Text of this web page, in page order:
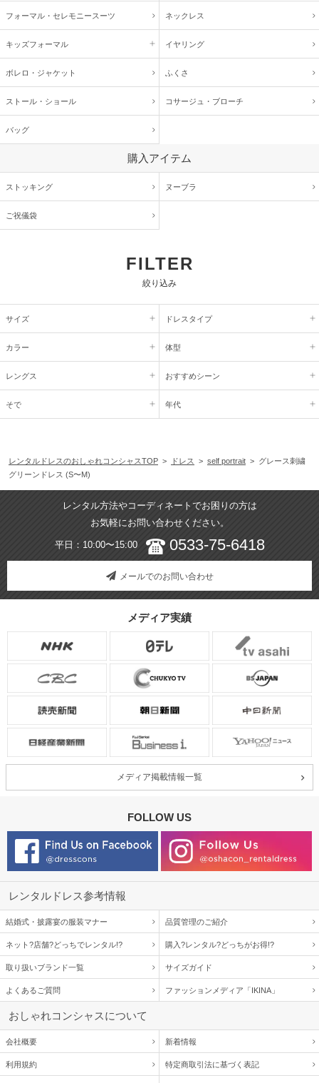
フォーマル・ セレモニースーツ ネックレス
キッズフォーマル イヤリング
ボレロ・ジャケット ふくさ
ストール・ショール コサージュ・ ブローチ
バッグ
購入アイテム
ストッキング ヌーブラ
ご祝儀袋
FILTER
絞り込み
サイズ ドレスタイプ
カラー 体型
レングス おすすめシーン
そで 年代
レンタルドレスのおしゃれコンシャスTOP > ドレス > self portrait > グレース刺繍
グリーンドレス (S〜M)
レンタル方法やコーディネートでお困りの方は
お気軽にお問い合わせください。
平日：10:00〜15:00 0533-75-6418
メールでのお問い合わせ
メディア実績
メディア掲載情報一覧
FOLLOW US
レンタルドレス参考情報
結婚式・披露宴の服装マナー 品質管理のご紹介
ネット?店舗?どっちでレンタル!? 購入?レンタル?どっちがお得!?
取り扱いブランド一覧 サイズガイド
よくあるご質問 ファッションメディア「IKINA」
おしゃれコンシャスについて
会社概要 新着情報
利用規約 特定商取引法に基づく表記